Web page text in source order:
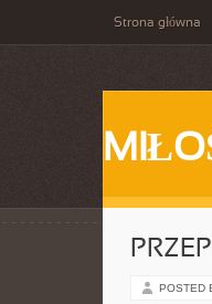
Strona główna
POSTED